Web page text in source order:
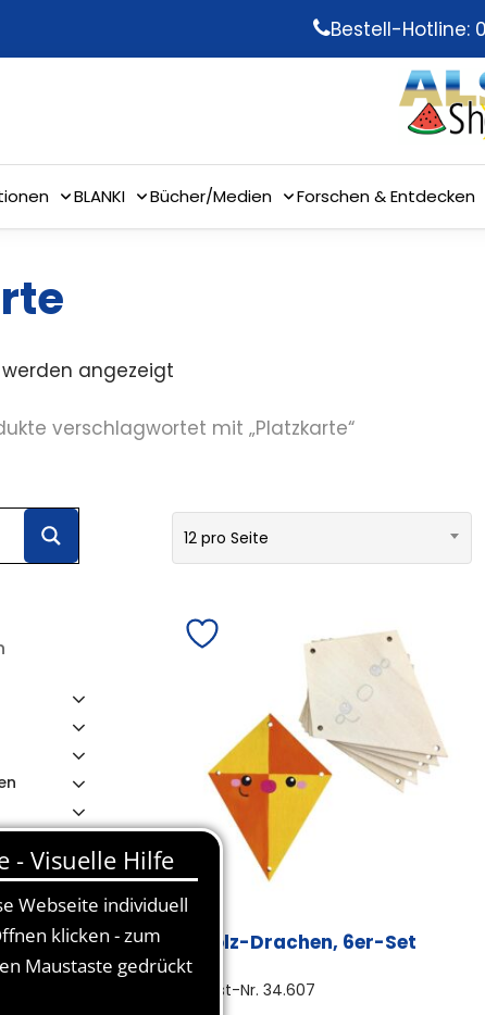
Bestell-Hotline:
BLANKI Bücher/Medien Forschen & Entdecken
werden angezeigt
verschlagwortet mit „Platzkarte“
12 pro Seite
Holz-Drachen, 6er-Set
Best-Nr.34.607